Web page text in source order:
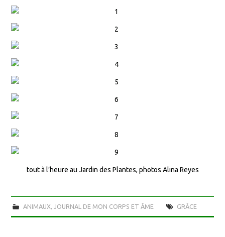
tout à l’heure au Jardin des Plantes, photos Alina Reyes
ANIMAUX JOURNAL DE MON CORPS ET ÂME GRÂCE